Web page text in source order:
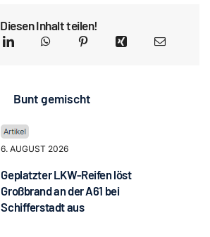
Diesen Inhalt teilen!
Bunt gemischt
6. AUGUST 2026
Geplatzter LKW-Reifen löst
Großbrand an der A61 bei
Schifferstadt aus